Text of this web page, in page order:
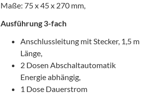
Maße: 75 x 45 x 270 mm,
Ausführung 3-fach
Anschlussleitung mit Stecker, 1,5 m
Länge,
2 Dosen Abschaltautomatik
Energie abhängig,
1 Dose Dauerstrom